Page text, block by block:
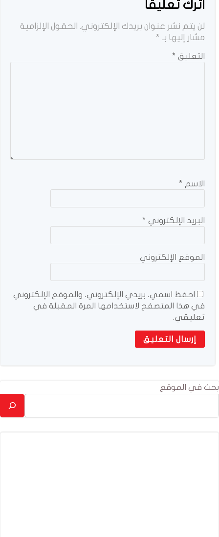
اترك تعليقاً
لن يتم نشر عنوان بريدك الإلكتروني. الحقول الإلزامية
مشار إليها بـ *
التعليق *
الاسم *
البريد الإلكتروني *
الموقع الإلكتروني
احفظ اسمي، بريدي الإلكتروني، والموقع الإلكتروني
في هذا المتصفح لاستخدامها المرة المقبلة في
تعليقي.
بحث في الموقع